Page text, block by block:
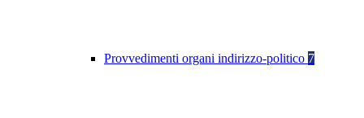
Provvedimenti organi indirizzo-politico 7